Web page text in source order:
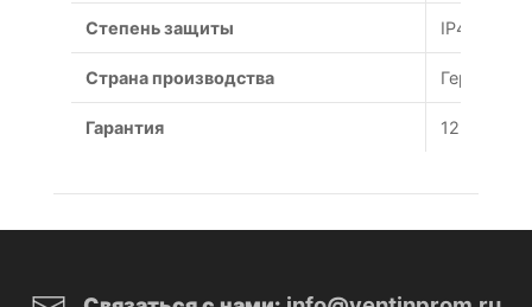
Степень защиты IP44
Страна производства Германия
Гарантия 12